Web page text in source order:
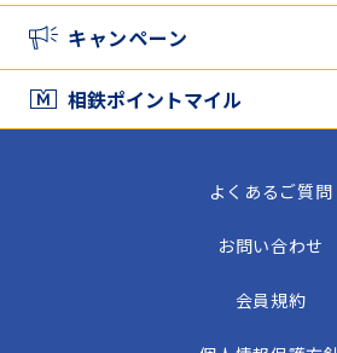
相鉄ポイントをつかう
家族と相鉄ポイントをシェアする
キャンペーン
相鉄ポイントマイル
よくあるご質問
お問い合わせ
会員規約